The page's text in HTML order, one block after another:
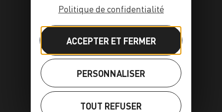
Politique de confidentialité
ACCEPTER ET FERMER
PERSONNALISER
TOUT REFUSER